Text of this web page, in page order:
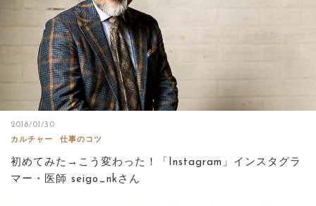
2018/01/30
カルチャー
仕事のコツ
初めてみた→こう変わった！「Instagram」インスタグラ
マー・医師 seigo_nkさん